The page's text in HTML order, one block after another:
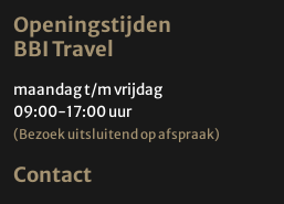
Openingstijden
BBI Travel
maandag t/m vrijdag
09:00-17:00 uur
(Bezoek uitsluitend op afspraak)
Contact